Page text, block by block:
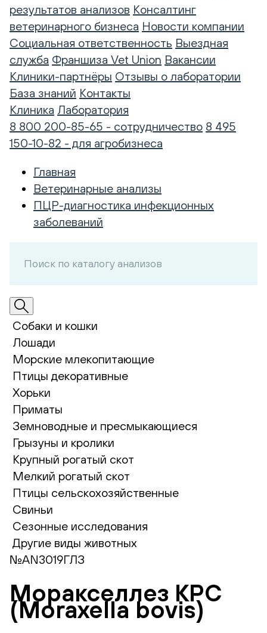
результатов анализов Консалтинг
ветеринарного бизнеса Новости компании
Социальная ответственность Выездная
служба Франшиза Vet Union Вакансии
Клиники-партнёры Отзывы о лаборатории
База знаний Контакты
Клиника Лаборатория
8 800 200-85-65 - сотрудничество 8 495
150-10-82 - для агробизнеса
Главная
Ветеринарные анализы
ПЦР-диагностика инфекционных
заболеваний
Собаки и кошки
Лошади
Морские млекопитающие
Птицы декоративные
Хорьки
Приматы
Земноводные и пресмыкающиеся
Грызуны и кролики
Крупный рогатый скот
Мелкий рогатый скот
Птицы сельскохозяйственные
Свиньи
Сезонные исследования
Другие виды животных
№AN3019ГЛЗ
Моракселлез КРС
(Moraxella bovis)